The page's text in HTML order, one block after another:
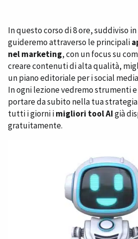
In questo corso di 8 ore, suddiviso
guideremo attraverso le principali
nel marketing, con un focus su
creare contenuti di alta qualità,
un piano editoriale per i social
In ogni lezione vedremo strumenti
portare da subito nella tua
tutti i giorni imigliori tool AIgià
gratuitamente.